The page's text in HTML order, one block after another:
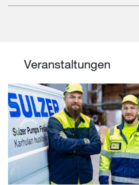
Veranstaltungen